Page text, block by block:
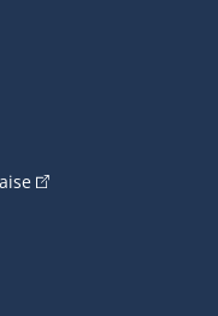
(Cet hyperlien
externe s'ouvrira
externe
s'ouvrira dans une